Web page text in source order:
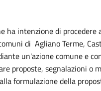
ha intenzione di procedere
di Agliano Terme,
un'azione comune e
proposte, segnalazioni o
formulazione della